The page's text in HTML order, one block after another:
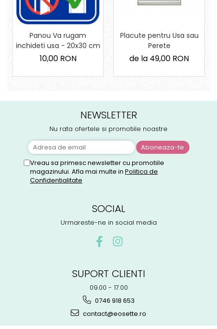
Panou Va rugam
inchideti usa - 20x30 cm
10,00 RON
Placute pentru Usa sau
Perete
de la 49,00 RON
NEWSLETTER
Nu rata ofertele si promotiile noastre
Vreau sa primesc newsletter cu promotiile
magazinului. Afla mai multe in Politica de
Confidentialitate
SOCIAL
Urmareste-ne in social media
SUPORT CLIENTI
09.00 - 17.00
0746 918 653
contact@eosette.ro